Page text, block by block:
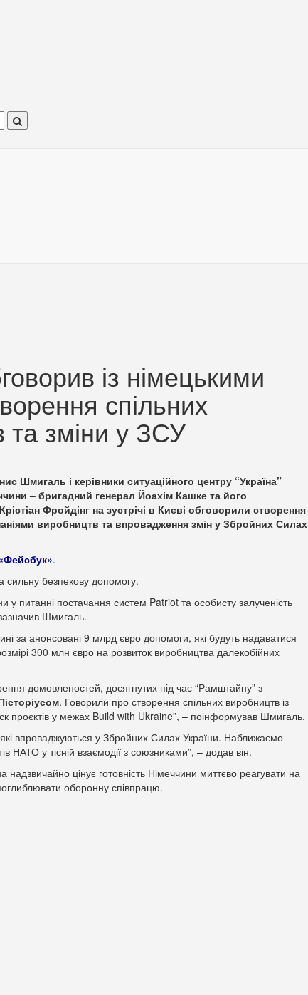
із німецькими
спільних
та зміни у ЗСУ
Шмигаль і керівники ситуаційного центру “Україна”
– бригадний генерал Йоахім Кашке та його
Фройдінг на зустрічі в Києві обговорили створення
виробництв та впровадження змін у Збройних Силах
.
сильну безпекову допомогу.
у питанні постачання систем Patriot та особисту залученість
Шмигаль.
за анонсовані 9 млрд євро допомоги, які будуть надаватися
300 млн євро на розвиток виробництва далекобійних
домовленостей, досягнутих під час “Рамштайну” з
. Говорили про створення спільних виробництв із
проєктів у межах Build with Ukraine”, – поінформував Шмигаль.
впроваджуються у Збройних Силах України. Наближаємо
НАТО у тісній взаємодії з союзниками”, – додав він.
цінує готовність Німеччини миттєво реагувати на
оборонну співпрацю.